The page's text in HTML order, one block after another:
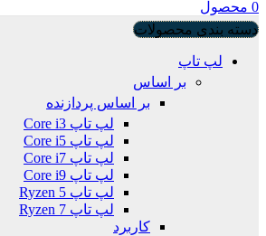
0 محصول
دسته بندی محصولات
لپ تاپ
بر اساس
بر اساس پردازنده
لپ تاپ Core i3
لپ تاپ Core i5
لپ تاپ Core i7
لپ تاپ Core i9
لپ تاپ Ryzen 5
لپ تاپ Ryzen 7
کاربرد